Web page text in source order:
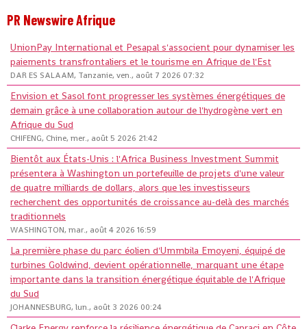
PR Newswire Afrique
UnionPay International et Pesapal s'associent pour dynamiser les
paiements transfrontaliers et le tourisme en Afrique de l'Est
DAR ES SALAAM, Tanzanie, ven., août 7 2026 07:32
Envision et Sasol font progresser les systèmes énergétiques de
demain grâce à une collaboration autour de l'hydrogène vert en
Afrique du Sud
CHIFENG, Chine, mer., août 5 2026 21:42
Bientôt aux États-Unis : l'Africa Business Investment Summit
présentera à Washington un portefeuille de projets d'une valeur
de quatre milliards de dollars, alors que les investisseurs
recherchent des opportunités de croissance au-delà des marchés
traditionnels
WASHINGTON, mar., août 4 2026 16:59
La première phase du parc éolien d'Ummbila Emoyeni, équipé de
turbines Goldwind, devient opérationnelle, marquant une étape
importante dans la transition énergétique équitable de l'Afrique
du Sud
JOHANNESBURG, lun., août 3 2026 00:24